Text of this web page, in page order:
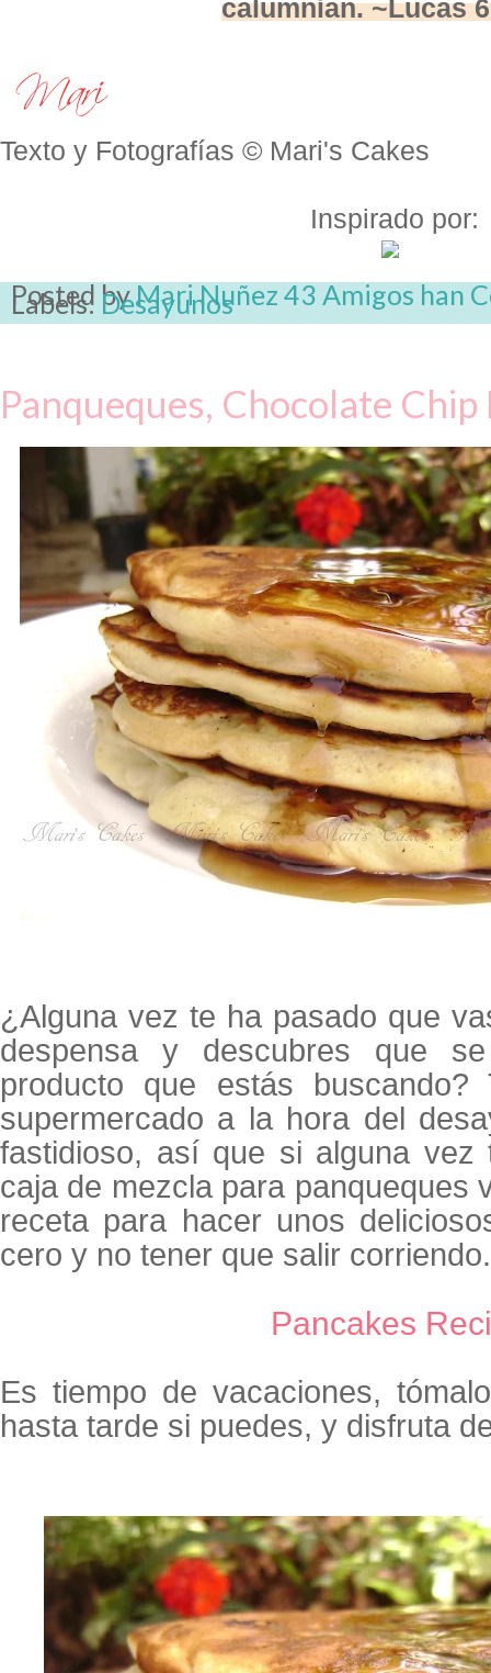
calumnian. ~Lucas
Texto y Fotografías © Mari's Cakes
Inspirado por:
Posted byMari Nuñez 43 Amigos han
Labels: Desayunos
Panqueques, Chocolate Chip
¿Alguna vez te ha pasado que
despensa y descubres que
producto que estás
supermercado a la hora del
fastidioso, así que si alguna vez
caja de mezcla para panqueques
receta para hacer unos
cero y no tener que salir corriendo.
Pancakes
Es tiempo de vacaciones,
hasta tarde si puedes, y disfruta